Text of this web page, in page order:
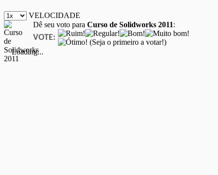
VELOCIDADE
Dê seu voto para Curso de Solidworks 2011:
VOTE:
(Seja o primeiro a votar!)
Loading...